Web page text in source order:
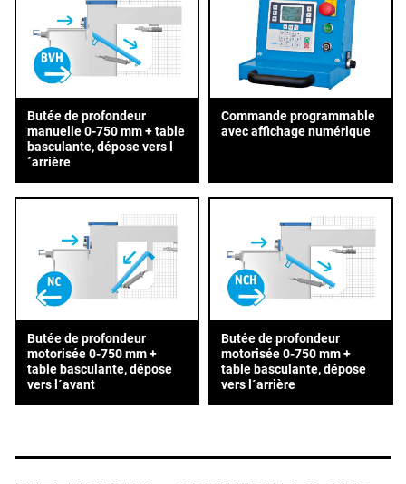
Butée de profondeur
manuelle 0-750 mm + table
basculante, dépose vers l
´arrière
Commande programmable
avec affichage numérique
Butée de profondeur
motorisée 0-750 mm +
table basculante, dépose
vers l´avant
Butée de profondeur
motorisée 0-750 mm +
table basculante, dépose
vers l´arrière